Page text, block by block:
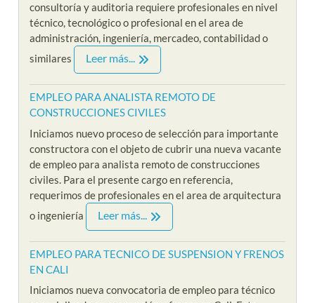
consultoría y auditoria requiere profesionales en nivel
técnico, tecnológico o profesional en el area de
administración, ingeniería, mercadeo, contabilidad o
similares
Leer más...
EMPLEO PARA ANALISTA REMOTO DE
CONSTRUCCIONES CIVILES
Iniciamos nuevo proceso de selección para importante
constructora con el objeto de cubrir una nueva vacante
de empleo para analista remoto de construcciones
civiles. Para el presente cargo en referencia,
requerimos de profesionales en el area de arquitectura
o ingeniería
Leer más...
EMPLEO PARA TECNICO DE SUSPENSION Y FRENOS
EN CALI
Iniciamos nueva convocatoria de empleo para técnico